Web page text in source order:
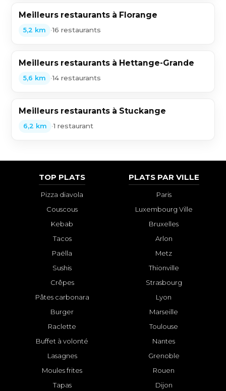
Meilleurs restaurants à Florange
5,2 km •16 restaurants
Meilleurs restaurants à Hettange-Grande
5,6 km •14 restaurants
Meilleurs restaurants à Stuckange
6,2 km •1 restaurant
TOP PLATS
Pizza diavola
Couscous
Kebab
Tacos
Paëlla
Sushis
Crêpes
Pâtes carbonara
Burger
Raclette
Buffet à volonté
Lasagnes
Moules frites
Tapas
PLATS PAR VILLE
Paris
Luxembourg Ville
Bruxelles
Arlon
Metz
Thionville
Strasbourg
Lyon
Marseille
Toulouse
Nantes
Grenoble
Rouen
Dijon